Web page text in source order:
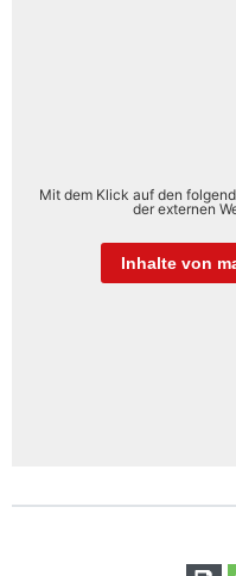
Mit dem Klick auf den
der externen
Inhalte von